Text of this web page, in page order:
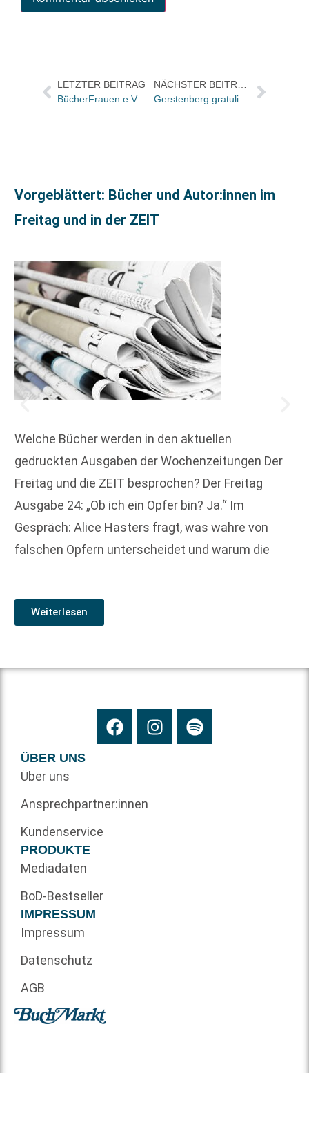
LETZTER BEITRAG
Vorgeblättert: Bücher und Autor:innen im
Freitag und in der ZEIT
Welche Bücher werden in den aktuellen
gedruckten Ausgaben der Wochenzeitungen Der
Freitag und die ZEIT besprochen? Der Freitag
Ausgabe 24: „Ob ich ein Opfer bin? Ja.“ Im
Gespräch: Alice Hasters fragt, was wahre von
falschen Opfern unterscheidet und warum die
Weiterlesen
ÜBER UNS
Über uns
Ansprechpartner:innen
Kundenservice
PRODUKTE
Mediadaten
BoD-Bestseller
IMPRESSUM
Impressum
Datenschutz
AGB